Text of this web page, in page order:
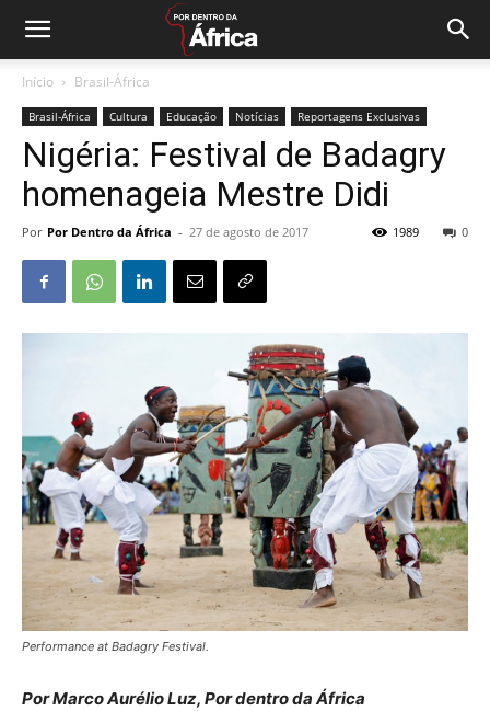
Início Brasil-África
Brasil-África Cultura Educação Notícias Reportagens Exclusivas
Nigéria: Festival de Badagry
homenageia Mestre Didi
Por Por Dentro da África - 27 de agosto de 2017 0
1989
Performance at Badagry Festival.
Por Marco Aurélio Luz, Por dentro da África